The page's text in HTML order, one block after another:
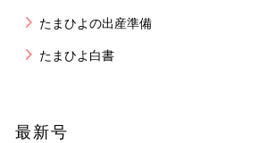
たまひよの出産準備
たまひよ白書
最新号